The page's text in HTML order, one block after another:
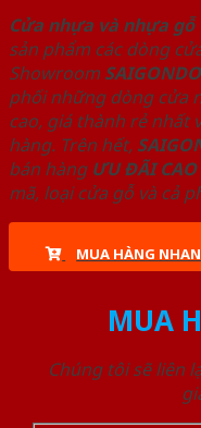
Cửa nhựa và nhựa gỗ
sản phẩm các dòng
Showroom
phối những dòng cửa
cao, giá thành rẻ nhất
hàng. Trên hết,
bán hàng ƯU ĐÃI CAO
mã, loại cửa gỗ và cả
MUA HÀNG
MUA
Chúng tôi sẽ liên